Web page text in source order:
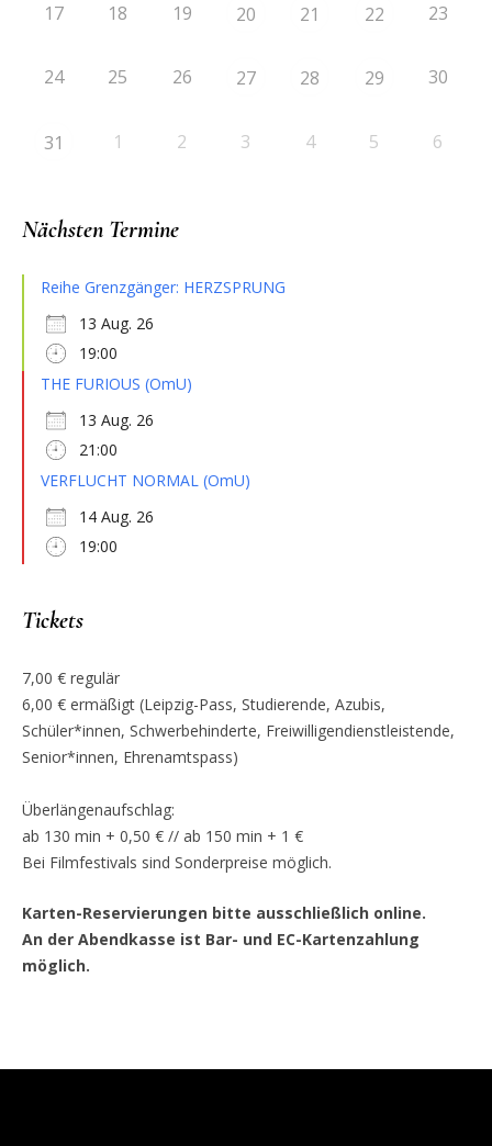
17 18 19 20 21 22 23
24 25 26 27 28 29 30
31 1 2 3 4 5 6
Nächsten Termine
Reihe Grenzgänger: HERZSPRUNG
13 Aug. 26
19:00
THE FURIOUS (OmU)
13 Aug. 26
21:00
VERFLUCHT NORMAL (OmU)
14 Aug. 26
19:00
Tickets
7,00 € regulär
6,00 € ermäßigt (Leipzig-Pass, Studierende, Azubis,
Schüler*innen, Schwerbehinderte, Freiwilligendienstleistende,
Senior*innen, Ehrenamtspass)
Überlängenaufschlag:
ab 130 min + 0,50 € // ab 150 min + 1 €
Bei Filmfestivals sind Sonderpreise möglich.
Karten-Reservierungen bitte ausschließlich online.
An der Abendkasse ist Bar- und EC-Kartenzahlung
möglich.